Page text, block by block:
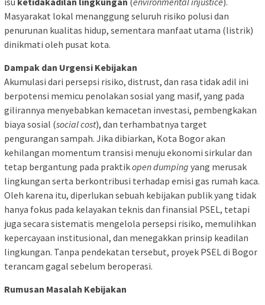
Masyarakat lokal menanggung seluruh risiko polusi dan
penurunan kualitas hidup, sementara manfaat utama (listrik)
dinikmati oleh pusat kota.
Dampak dan Urgensi Kebijakan
Akumulasi dari persepsi risiko, distrust, dan rasa tidak adil ini
berpotensi memicu penolakan sosial yang masif, yang pada
gilirannya menyebabkan kemacetan investasi, pembengkakan
biaya sosial (social cost), dan terhambatnya target
pengurangan sampah. Jika dibiarkan, Kota Bogor akan
kehilangan momentum transisi menuju ekonomi sirkular dan
tetap bergantung pada praktikopen dumping yang merusak
lingkungan serta berkontribusi terhadap emisi gas rumah kaca.
Oleh karena itu, diperlukan sebuah kebijakan publik yang tidak
hanya fokus pada kelayakan teknis dan finansial PSEL, tetapi
juga secara sistematis mengelola persepsi risiko, memulihkan
kepercayaan institusional, dan menegakkan prinsip keadilan
lingkungan. Tanpa pendekatan tersebut, proyek PSEL di Bogor
terancam gagal sebelum beroperasi.
Rumusan Masalah Kebijakan